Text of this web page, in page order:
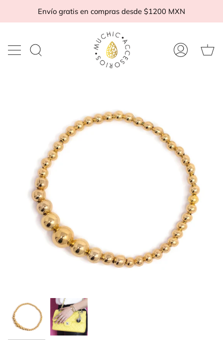
Envío gratis en compras desde $1200 MXN
Buscar
Mi